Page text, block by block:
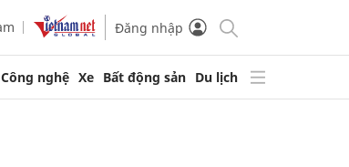
Đăng nhập
Công nghệ Xe Bất động sản Du lịch